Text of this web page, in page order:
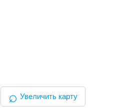
⌕ Увеличить карту